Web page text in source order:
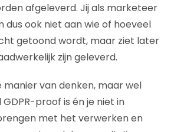
afgeleverd. Jij als marketeer
dus ook niet aan wie of hoeveel
getoond wordt, maar ziet later
zijn geleverd.
manier van denken, maar wel
proof is én je niet in
met het verwerken en